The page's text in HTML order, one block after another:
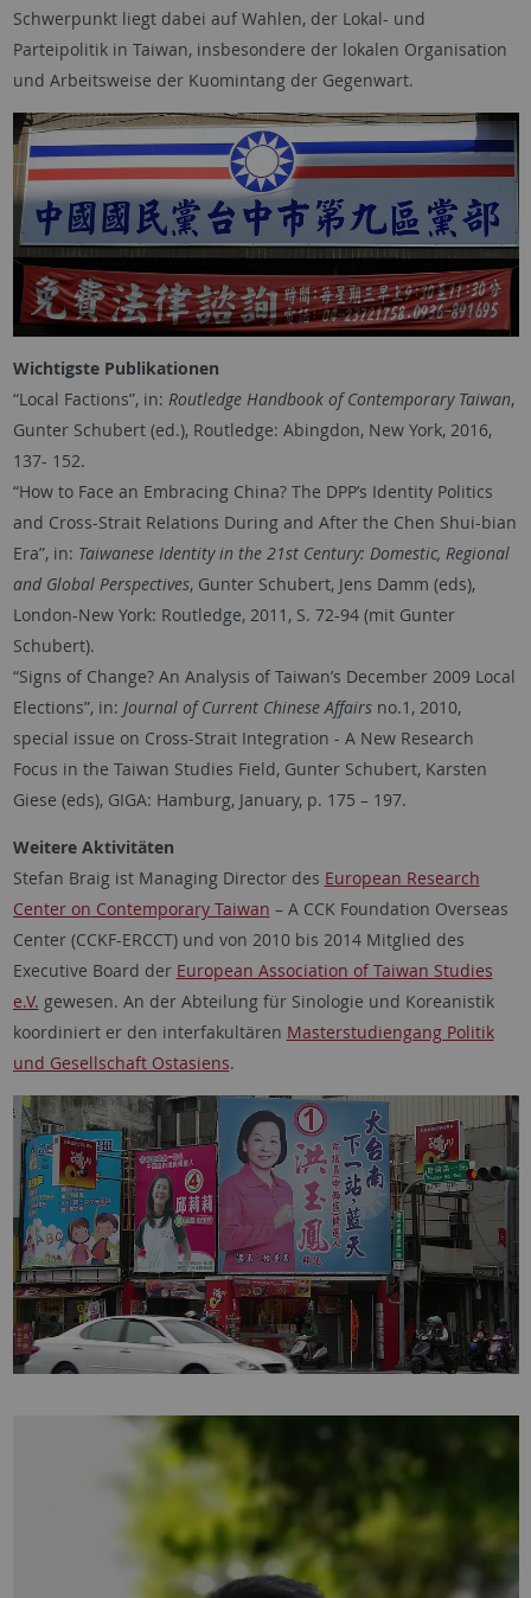
Schwerpunkt liegt dabei auf Wahlen, der Lokal- und
Parteipolitik in Taiwan, insbesondere der lokalen Organisation
und Arbeitsweise der Kuomintang der Gegenwart.
Wichtigste Publikationen
“Local Factions”, in: Routledge Handbook of Contemporary Taiwan,
Gunter Schubert (ed.), Routledge: Abingdon, New York, 2016,
137- 152.
“How to Face an Embracing China? The DPP’s Identity Politics
and Cross-Strait Relations During and After the Chen Shui-bian
Era”, in: Taiwanese Identity in the 21st Century: Domestic, Regional
and Global Perspectives, Gunter Schubert, Jens Damm (eds),
London-New York: Routledge, 2011, S. 72-94 (mit Gunter
Schubert).
“Signs of Change? An Analysis of Taiwan’s December 2009 Local
Elections”, in: Journal of Current Chinese Affairsno.1, 2010,
special issue on Cross-Strait Integration - A New Research
Focus in the Taiwan Studies Field, Gunter Schubert, Karsten
Giese (eds), GIGA: Hamburg, January, p. 175 – 197.
Weitere Aktivitäten
Stefan Braig ist Managing Director des European Research
Center on Contemporary Taiwan – A CCK Foundation Overseas
Center (CCKF-ERCCT) und von 2010 bis 2014 Mitglied des
Executive Board der European Association of Taiwan Studies
e.V. gewesen. An der Abteilung für Sinologie und Koreanistik
koordiniert er den interfakultären Masterstudiengang Politik
und Gesellschaft Ostasiens.